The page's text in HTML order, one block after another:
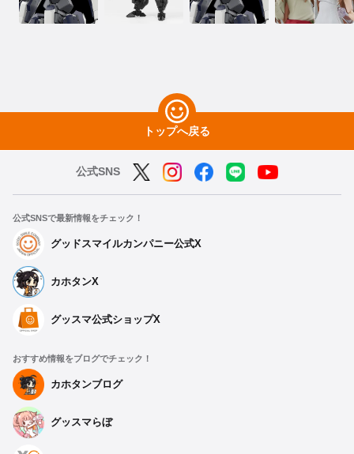
トップへ戻る
公式SNS
公式SNSで最新情報をチェック！
グッドスマイルカンパニー公式X
カホタンX
グッスマ公式ショップX
おすすめ情報をブログでチェック！
カホタンブログ
グッスマらぼ